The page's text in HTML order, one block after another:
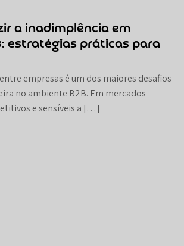
a inadimplência em
estratégias práticas para
empresas é um dos maiores desafios
no ambiente B2B. Em mercados
e sensíveis a […]